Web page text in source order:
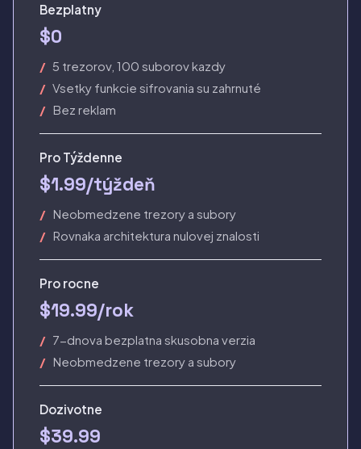
Bezplatny
$0
5 trezorov, 100 suborov kazdy
Vsetky funkcie sifrovania su zahrnuté
Bez reklam
Pro Týždenne
$1.99/týždeň
Neobmedzene trezory a subory
Rovnaka architektura nulovej znalosti
Pro rocne
$19.99/rok
7-dnova bezplatna skusobna verzia
Neobmedzene trezory a subory
Dozivotne
$39.99